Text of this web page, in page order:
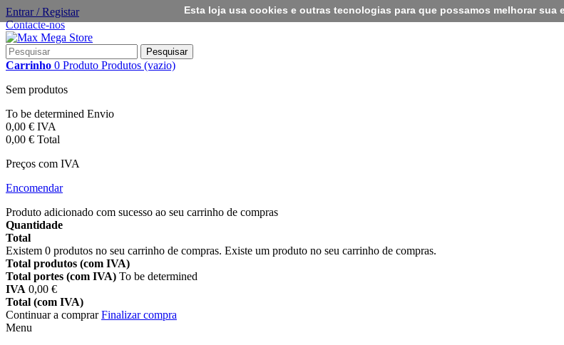
Entrar / Registar
Contacte-nos
Pesquisar
Carrinho 0 Produto Produtos (vazio)
Sem produtos
To be determined Envio
0,00 € IVA
0,00 € Total
Preços com IVA
Encomendar
Produto adicionado com sucesso ao seu carrinho de compras
Quantidade
Total
Existem 0 produtos no seu carrinho de compras. Existe um produto no seu carrinho de compras.
Total produtos (com IVA)
Total portes (com IVA) To be determined
IVA 0,00 €
Total (com IVA)
Continuar a comprarFinalizar compra
Menu
Esta loja usa cookies e outras tecnologias para que possamos melhorar sua